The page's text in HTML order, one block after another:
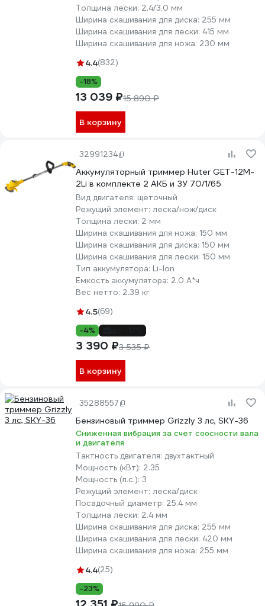
Толщина лески: 2.4/3.0 мм
Ширина скашивания для диска: 255 мм
Ширина скашивания для лески: 415 мм
Ширина скашивания для ножа: 230 мм
4.4(832)
-18%
13 039 ₽15 890 ₽
В корзину
32991234
Аккумуляторный триммер Huter GET-12M-
2Li в комплекте 2 АКБ и ЗУ 70/1/65
Вид двигателя: щеточный
Режущий элемент: леска/нож/диск
Толщина лески: 2 мм
Ширина скашивания для ножа: 150 мм
Ширина скашивания для диска: 150 мм
Ширина скашивания для лески: 150 мм
Тип аккумулятора: Li-lon
Емкость аккумулятора: 2.0 А*ч
Вес нетто: 2.39 кг
4.5(69)
-4%
3 390 ₽3 535 ₽
В корзину
35288557
Бензиновый триммер Grizzly 3 лс, SKY-36
Сниженная вибрация за счет соосности вала
и двигателя
Тактность двигателя: двухтактный
Мощность (кВт): 2.35
Мощность (л.с.): 3
Режущий элемент: леска/диск
Посадочный диаметр: 25.4 мм
Толщина лески: 2.4 мм
Ширина скашивания для диска: 255 мм
Ширина скашивания для лески: 420 мм
Ширина скашивания для ножа: 255 мм
4.4(25)
-23%